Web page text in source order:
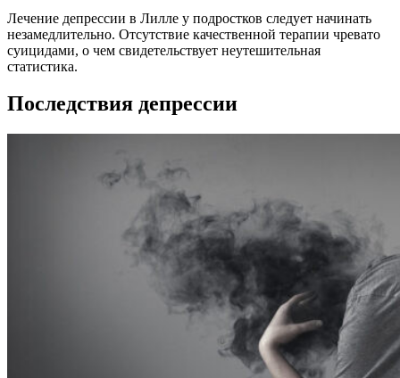
Лечение депрессии в Лилле у подростков следует начинать
незамедлительно. Отсутствие качественной терапии чревато
суицидами, о чем свидетельствует неутешительная
статистика.
Последствия депрессии